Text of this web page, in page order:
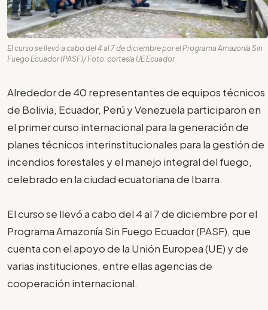
El curso se llevó a cabo del 4 al 7 de diciembre por el Programa Amazonía Sin
Fuego Ecuador (PASF)/ Foto: cortesía UE Ecuador
Alrededor de 40 representantes de equipos técnicos
de Bolivia, Ecuador, Perú y Venezuela participaron en
el primer curso internacional para la generación de
planes técnicos interinstitucionales para la gestión de
incendios forestales y el manejo integral del fuego,
celebrado en la ciudad ecuatoriana de Ibarra.
El curso se llevó a cabo del 4 al 7 de diciembre por el
Programa Amazonía Sin Fuego Ecuador (PASF), que
cuenta con el apoyo de la Unión Europea (UE) y de
varias instituciones, entre ellas agencias de
cooperación internacional.